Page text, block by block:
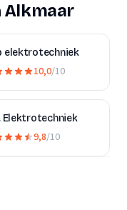
Alkmaar
elektrotechniek
10,0/10
Elektrotechniek
9,8/10